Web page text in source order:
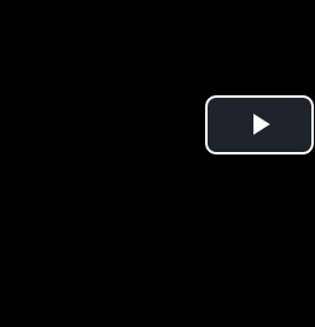
Play